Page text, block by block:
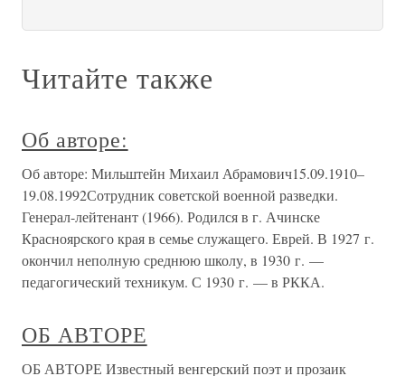
Читайте также
Об авторе:
Об авторе: Мильштейн Михаил Абрамович15.09.1910–
19.08.1992Сотрудник советской военной разведки.
Генерал-лейтенант (1966). Родился в г. Ачинске
Красноярского края в семье служащего. Еврей. В 1927 г.
окончил неполную среднюю школу, в 1930 г. —
педагогический техникум. С 1930 г. — в РККА.
ОБ АВТОРЕ
ОБ АВТОРЕ Известный венгерский поэт и прозаик